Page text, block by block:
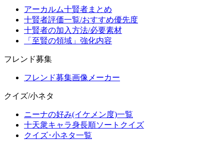
アーカルム十賢者まとめ
十賢者評価一覧/おすすめ優先度
十賢者の加入方法/必要素材
「至賢の領域」強化内容
フレンド募集
フレンド募集画像メーカー
クイズ/小ネタ
ニーナの好み(イケメン度)一覧
十天衆キャラ身長順ソートクイズ
クイズ･小ネタ一覧